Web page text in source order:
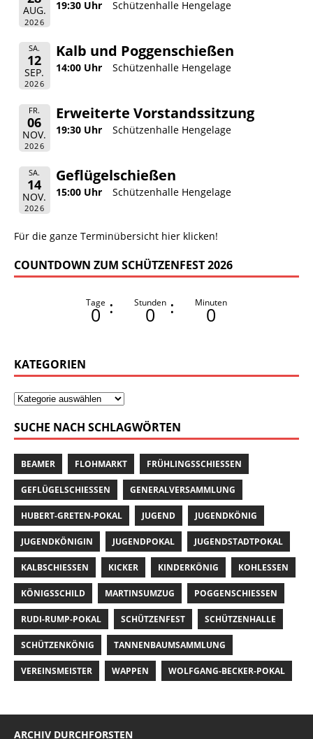
AUG.
2026
19:30 Uhr Schützenhalle Hengelage
SA.
12
SEP.
2026
Kalb und Poggenschießen
14:00 Uhr Schützenhalle Hengelage
FR.
06
NOV.
2026
Erweiterte Vorstandssitzung
19:30 Uhr Schützenhalle Hengelage
SA.
14
NOV.
2026
Geflügelschießen
15:00 Uhr Schützenhalle Hengelage
Für die ganze Terminübersicht hier klicken!
COUNTDOWN ZUM SCHÜTZENFEST 2026
Tage
0 : Stunden
0 : Minuten
0
KATEGORIEN
SUCHE NACH SCHLAGWÖRTEN
BEAMER FLOHMARKT FRÜHLINGSSCHIESSEN
GEFLÜGELSCHIESSEN GENERALVERSAMMLUNG
HUBERT-GRETEN-POKAL JUGEND JUGENDKÖNIG
JUGENDKÖNIGIN JUGENDPOKAL JUGENDSTADTPOKAL
KALBSCHIESSEN KICKER KINDERKÖNIG KOHLESSEN
KÖNIGSSCHILD MARTINSUMZUG POGGENSCHIESSEN
RUDI-RUMP-POKAL SCHÜTZENFEST SCHÜTZENHALLE
SCHÜTZENKÖNIG TANNENBAUMSAMMLUNG
VEREINSMEISTER WAPPEN WOLFGANG-BECKER-POKAL
ARCHIV DURCHFORSTEN